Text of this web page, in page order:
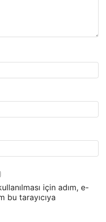
için adım, e-
bu tarayıcıya